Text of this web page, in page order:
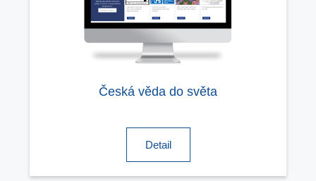
Česká věda do světa
Detail